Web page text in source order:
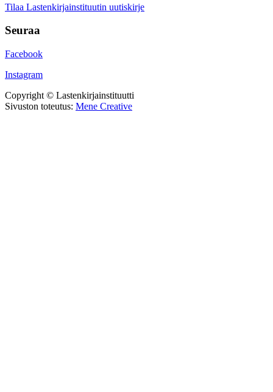
Tilaa Lastenkirjainstituutin uutiskirje
Seuraa
Facebook
Instagram
Copyright © Lastenkirjainstituutti
Sivuston toteutus: Mene Creative